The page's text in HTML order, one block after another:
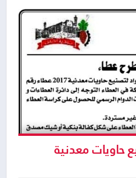
حاويات معدنية